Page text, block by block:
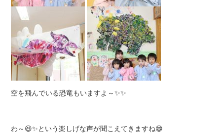
空を飛んでいる恐竜もいますよ～✨✨
わ～😆✨という楽しげな声が聞こえてきますね😁